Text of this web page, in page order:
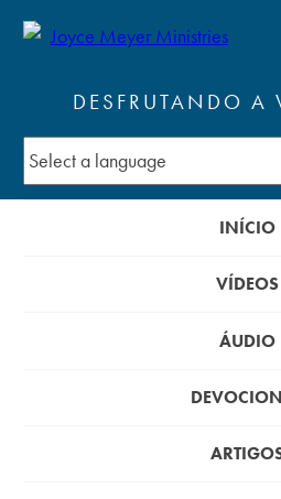
DESFRUTANDO
INÍCIO
VÍDEOS
ÁUDIO